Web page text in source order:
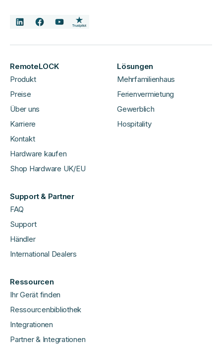
RemoteLOCK
Produkt
Preise
Über uns
Karriere
Kontakt
Hardware kaufen
Shop Hardware UK/EU
Lösungen
Mehrfamilienhaus
Ferienvermietung
Gewerblich
Hospitality
Support & Partner
FAQ
Support
Händler
International Dealers
Ressourcen
Ihr Gerät finden
Ressourcenbibliothek
Integrationen
Partner & Integrationen